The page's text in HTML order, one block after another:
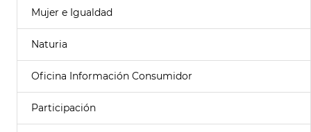
Mujer e Igualdad
Naturia
Oficina Información Consumidor
Participación